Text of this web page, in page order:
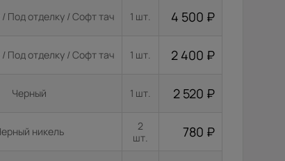
Под отделку / Софт тач 1 шт. 4 500 ₽
Под отделку / Софт тач 1 шт. 2 400 ₽
Черный 1 шт. 2 520 ₽
никель
2
шт.
780 ₽